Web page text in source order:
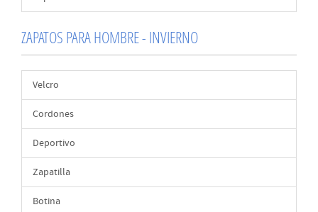
ZAPATOS PARA HOMBRE - INVIERNO
Velcro
Cordones
Deportivo
Zapatilla
Botina